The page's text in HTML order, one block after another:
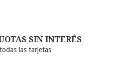
SIN INTERÉS
las tarjetas